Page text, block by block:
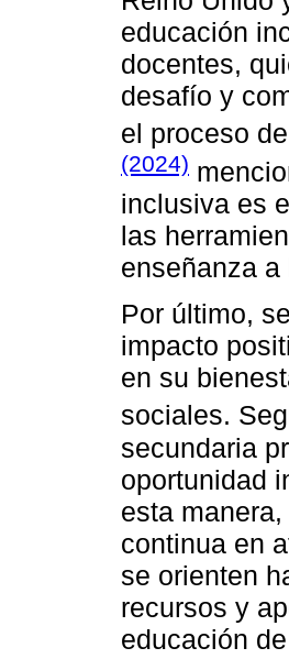
educación
docentes,
desafío y
el proceso
(2024)
inclusiva es
las
enseñanza
Por último,
impacto
en su
sociales.
secundaria
oportunidad
esta
continua en
se orienten
recursos y
educación